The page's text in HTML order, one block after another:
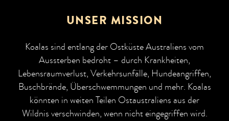
UNSER MISSION
Koalas sind entlang der Ostküste Australiens vom
Aussterben bedroht – durch Krankheiten,
Lebensraumverlust, Verkehrsunfälle, Hundeangriffen,
Buschbrände, Überschwemmungen und mehr. Koalas
könnten in weiten Teilen Ostaustraliens aus der
Wildnis verschwinden, wenn nicht eingegriffen wird.